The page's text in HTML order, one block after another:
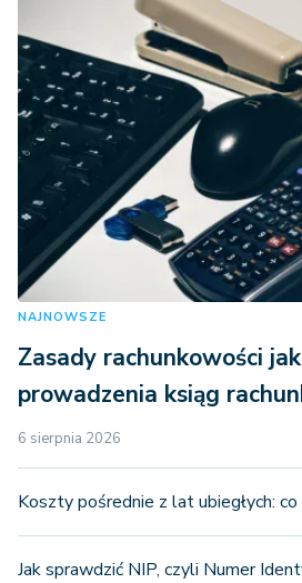
NAJNOWSZE
Zasady rachunkowości
prowadzenia ksiąg
6 sierpnia 2026
Koszty pośrednie z lat ubiegłych:
Jak sprawdzić NIP, czyli Numer